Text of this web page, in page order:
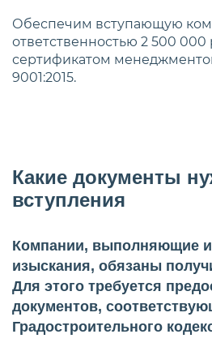
Обеспечим вступающую
ответственностью 2 500 000
сертификатом
9001:2015.
Какие документы
вступления
Компании, выполняющие
изыскания, обязаны
Для этого требуется
документов,
Градостроительного